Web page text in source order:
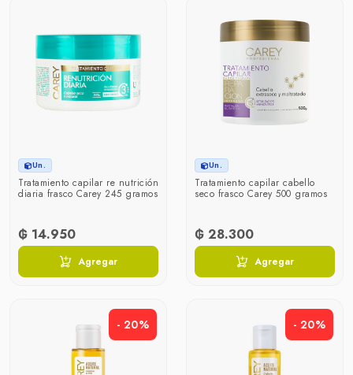
Un.
Tratamiento capilar re nutrición
diaria frasco Carey 245 gramos
₲ 14.950
Agregar
Un.
Tratamiento capilar cabello
seco frasco Carey 500 gramos
₲ 28.300
Agregar
- 20% - 20%